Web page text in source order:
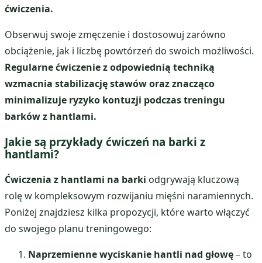
ćwiczenia.
Obserwuj swoje zmęczenie i dostosowuj zarówno
obciążenie, jak i liczbę powtórzeń do swoich możliwości.
Regularne ćwiczenie z odpowiednią techniką
wzmacnia stabilizację stawów oraz znacząco
minimalizuje ryzyko kontuzji podczas treningu
barków z hantlami.
Jakie są przykłady ćwiczeń na barki z
hantlami?
Ćwiczenia z hantlami na barki odgrywają kluczową
rolę w kompleksowym rozwijaniu mięśni naramiennych.
Poniżej znajdziesz kilka propozycji, które warto włączyć
do swojego planu treningowego:
Naprzemienne wyciskanie hantli nad głowę– to